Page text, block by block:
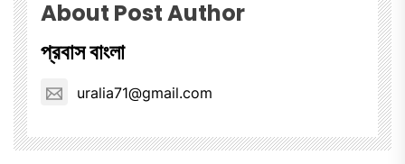
About Post Author
প্রবাস বাংলা
uralia71@gmail.com